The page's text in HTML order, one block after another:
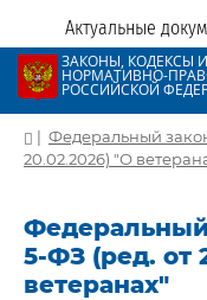
Актуальные
ЗАКОНЫ, КОДЕКСЫ И
НОРМАТИВНО-
РОССИЙСКОЙ
| Федеральный закон
20.02.2026) "О
Федеральный
5-ФЗ (ред. от
ветеранах"